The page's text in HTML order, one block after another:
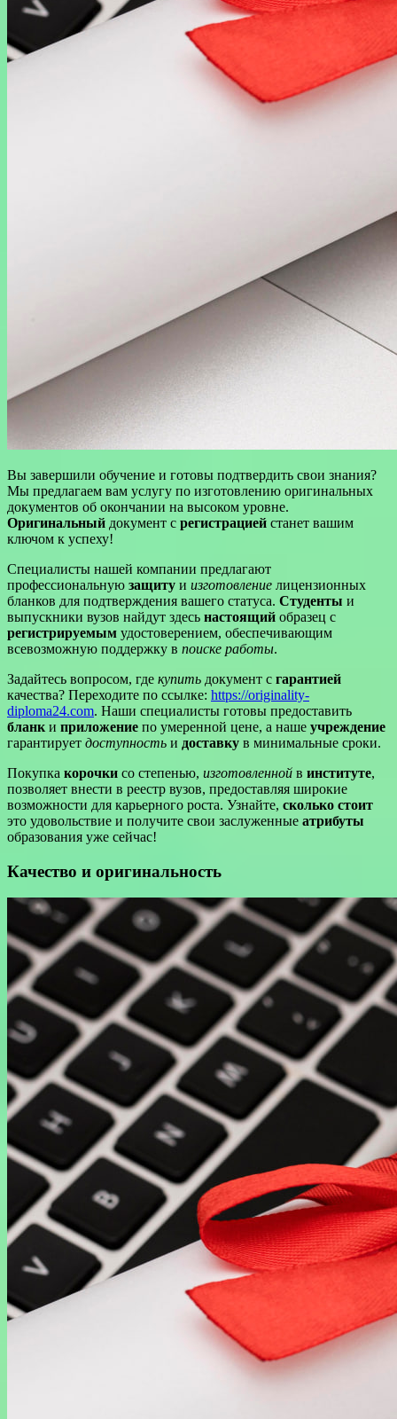
Вы завершили обучение и готовы подтвердить свои знания?
Мы предлагаем вам услугу по изготовлению оригинальных
документов об окончании на высоком уровне.
Оригинальный документ с регистрацией станет вашим
ключом к успеху!
Специалисты нашей компании предлагают
профессиональную защиту и изготовление лицензионных
бланков для подтверждения вашего статуса. Студенты и
выпускники вузов найдут здесь настоящий образец с
регистрируемым удостоверением, обеспечивающим
всевозможную поддержку в поиске работы.
Задайтесь вопросом, где купить документ с гарантией
качества? Переходите по ссылке: https://originality-
diploma24.com. Наши специалисты готовы предоставить
бланк и приложение по умеренной цене, а наше учреждение
гарантирует доступность и доставку в минимальные сроки.
Покупка корочки cо степенью, изготовленной в институте,
позволяет внести в реестр вузов, предоставляя широкие
возможности для карьерного роста. Узнайте, сколько стоит
это удовольствие и получите свои заслуженные атрибуты
образования уже сейчас!
Качество и оригинальность